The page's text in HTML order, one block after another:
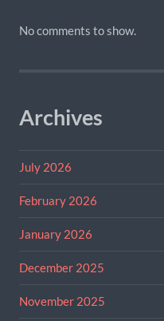
No comments to show.
Archives
July 2026
February 2026
January 2026
December 2025
November 2025